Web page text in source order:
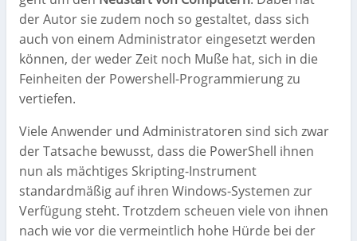
der Autor sie zudem noch so gestaltet, dass sich
auch von einem Administrator eingesetzt werden
können, der weder Zeit noch Muße hat, sich in die
Feinheiten der Powershell-Programmierung zu
vertiefen.
Viele Anwender und Administratoren sind sich zwar
der Tatsache bewusst, dass die PowerShell ihnen
nun als mächtiges Skripting-Instrument
standardmäßig auf ihren Windows-Systemen zur
Verfügung steht. Trotzdem scheuen viele von ihnen
nach wie vor die vermeintlich hohe Hürde bei der